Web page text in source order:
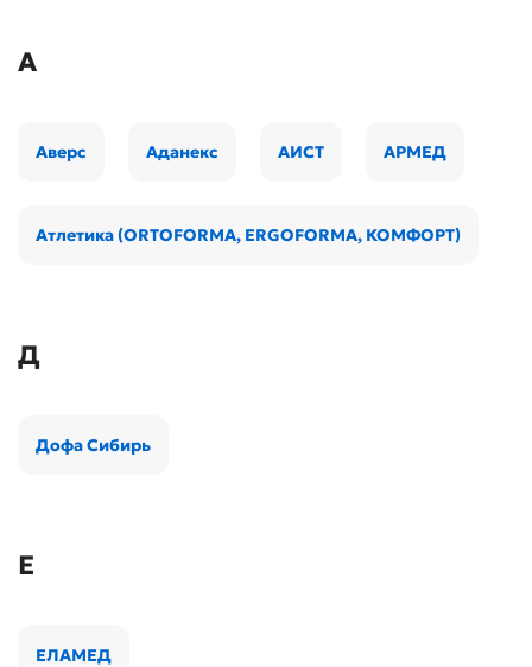
А
Аверс Аданекс АИСТ АРМЕД
Атлетика (ORTOFORMA, ERGOFORMA, КОМФОРТ)
Д
Дофа Сибирь
Е
ЕЛАМЕД